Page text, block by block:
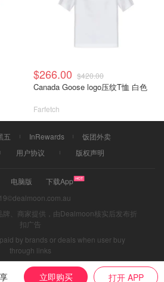
$266.00 $420.00
Canada Goose logo压纹T恤 白色
Farfetch
立即购买 打开 APP
五 InRewards
饭团外卖
用户协议 版权声明
电脑版
下载App
牌、商家提供，由Dealmoon核实后发布折
扣广告
by brands or deals when user buy
through links